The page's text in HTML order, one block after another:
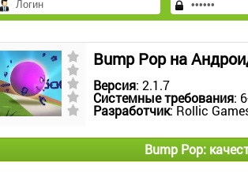
Bump Pop на
Версия: 2.1.7
Системные требования:
Разработчик: Rollic
Bump Pop: